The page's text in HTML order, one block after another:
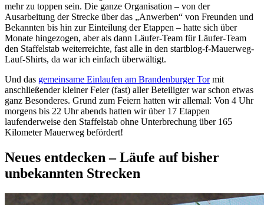
mehr zu toppen sein. Die ganze Organisation – von der
Ausarbeitung der Strecke über das „Anwerben“ von Freunden und
Bekannten bis hin zur Einteilung der Etappen – hatte sich über
Monate hingezogen, aber als dann Läufer-Team für Läufer-Team
den Staffelstab weiterreichte, fast alle in den startblog-f-Mauerweg-
Lauf-Shirts, da war ich einfach überwältigt.
Und das gemeinsame Einlaufen am Brandenburger Tormit
anschließender kleiner Feier (fast) aller Beteiligter war schon etwas
ganz Besonderes. Grund zum Feiern hatten wir allemal: Von 4 Uhr
morgens bis 22 Uhr abends hatten wir über 17 Etappen
laufenderweise den Staffelstab ohne Unterbrechung über 165
Kilometer Mauerweg befördert!
Neues entdecken – Läufe auf bisher
unbekannten Strecken